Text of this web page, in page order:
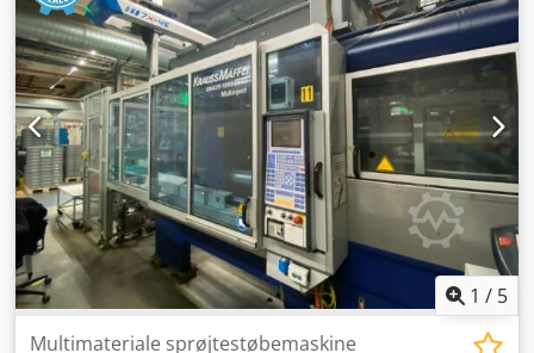
1 / 5
Multimateriale sprøjtestøbemaskine